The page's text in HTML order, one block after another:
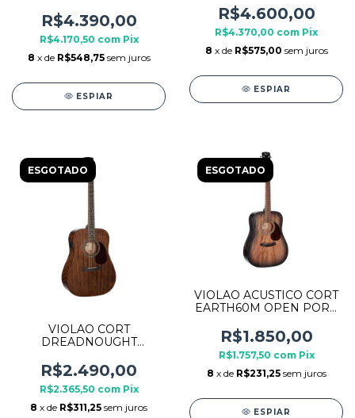
GLOSS
R$4.390,00
R$4.170,50 com Pix
8 x de R$548,75 sem juros
ESPIAR
SOLIDO
R$4.600,00
R$4.370,00 com Pix
8 x de R$575,00 sem juros
ESPIAR
ESGOTADO
VIOLAO CORT
DREADNOUGHT
EARTH60MF OPEN
PORE
R$2.490,00
R$2.365,50 com Pix
8 x de R$311,25 sem juros
ESGOTADO
VIOLAO ACUSTICO CORT
EARTH60M OPEN PORE
R$1.850,00
R$1.757,50 com Pix
8 x de R$231,25 sem juros
ESPIAR